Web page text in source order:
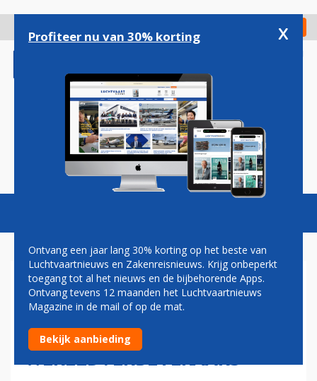
gaan
Check in
Magazine Podcasts Vacatures
TUI-TOPMAN HEKELT
AANVAL OP VLIEGTOERISME:
‘HYPOCRIETE
WERELDVERBETERAARS'
Profiteer nu van 30% korting x
Ontvang een jaar lang 30% korting op het beste van
Luchtvaartnieuws en Zakenreisnieuws. Krijg onbeperkt
toegang tot al het nieuws en de bijbehorende Apps.
Ontvang tevens 12 maanden het Luchtvaartnieuws
Magazine in de mail of op de mat.
Bekijk aanbieding